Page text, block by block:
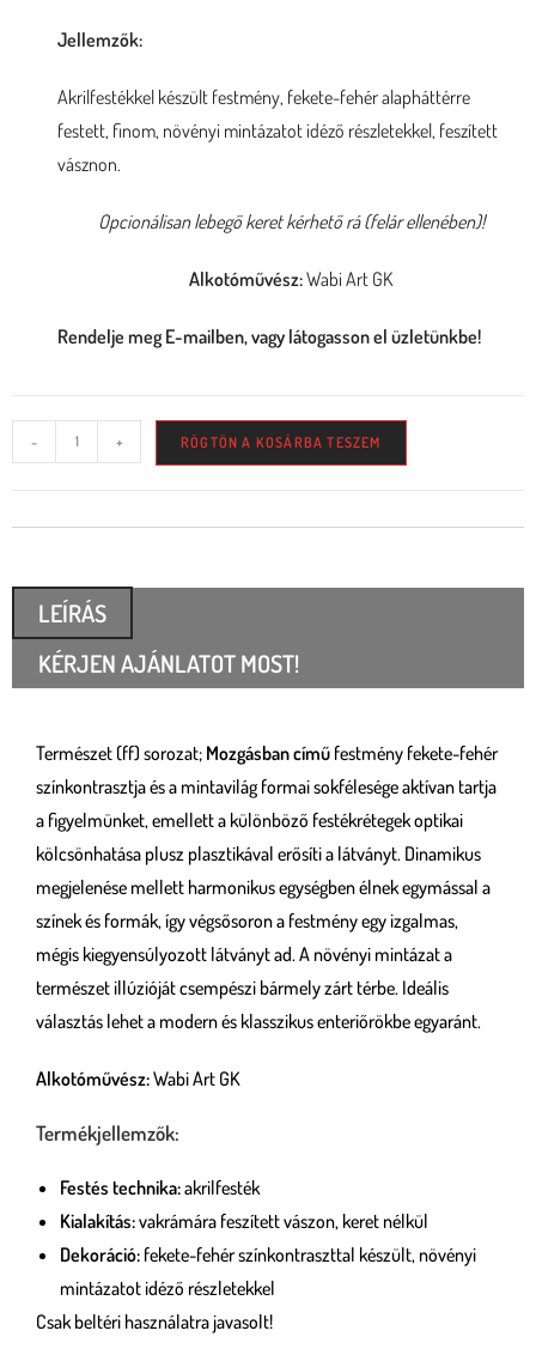
Jellemzők:
Akrilfestékkel készült festmény, fekete-fehér alapháttérre
festett, finom, növényi mintázatot idéző részletekkel, feszített
vásznon.
Opcionálisan lebegő keret kérhető rá (felár ellenében)!
Alkotóművész:Wabi Art GK
Rendelje meg E-mailben, vagy látogasson el üzletünkbe!
- + RÖGTÖN A KOSÁRBA TESZEM
LEÍRÁS
KÉRJEN AJÁNLATOT MOST!
Természet (ff) sorozat; Mozgásban című festmény fekete-fehér
színkontrasztja és a mintavilág formai sokfélesége aktívan tartja
a figyelmünket, emellett a különböző festékrétegek optikai
kölcsönhatása plusz plasztikával erősíti a látványt. Dinamikus
megjelenése mellett harmonikus egységben élnek egymással a
színek és formák, így végsősoron a festmény egy izgalmas,
mégis kiegyensúlyozott látványt ad. A növényi mintázat a
természet illúzióját csempészi bármely zárt térbe. Ideális
választás lehet a modern és klasszikus enteriőrökbe egyaránt.
Alkotóművész:Wabi Art GK
Termékjellemzők:
Festés technika:akrilfesték
Kialakítás:vakrámára feszített vászon, keret nélkül
Dekoráció: fekete-fehér színkontraszttal készült, növényi
mintázatot idéző részletekkel
Csak beltéri használatra javasolt!